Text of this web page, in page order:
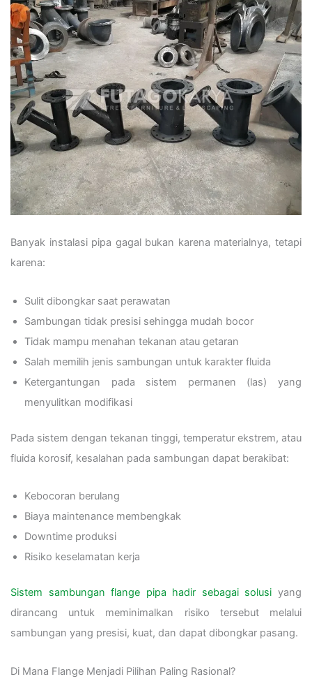
Banyak instalasi pipa gagal bukan karena materialnya, tetapi
karena:
Sulit dibongkar saat perawatan
Sambungan tidak presisi sehingga mudah bocor
Tidak mampu menahan tekanan atau getaran
Salah memilih jenis sambungan untuk karakter fluida
Ketergantungan pada sistem permanen (las) yang
menyulitkan modifikasi
Pada sistem dengan tekanan tinggi, temperatur ekstrem, atau
fluida korosif, kesalahan pada sambungan dapat berakibat:
Kebocoran berulang
Biaya maintenance membengkak
Downtime produksi
Risiko keselamatan kerja
Sistem sambungan flange pipa hadir sebagai solusi yang
dirancang untuk meminimalkan risiko tersebut melalui
sambungan yang presisi, kuat, dan dapat dibongkar pasang.
Di Mana Flange Menjadi Pilihan Paling Rasional?